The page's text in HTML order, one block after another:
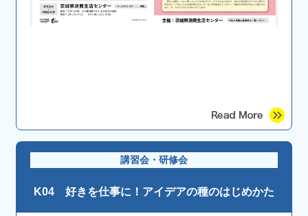
講習会・研修会
K04 好きを仕事に！アイデアの種のはじめかた